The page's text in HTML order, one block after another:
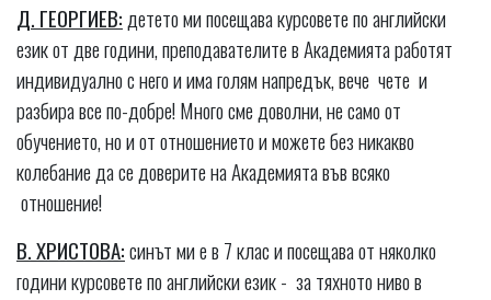
Д. ГЕОРГИЕВ: детето ми посещава курсовете по английски
език от две години, преподавателите в Академията работят
индивидуално с него и има голям напредък, вече чете и
разбира все по-добре! Много сме доволни, не само от
обучението, но и от отношението и можете без никакво
колебание да се доверите на Академията във всяко
отношение!
В. ХРИСТОВА:синът ми е в 7 клас и посещава от няколко
години курсовете по английски език - за тяхното ниво в